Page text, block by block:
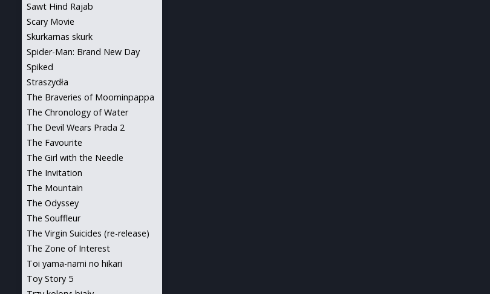
Sawt Hind Rajab
Scary Movie
Skurkarnas skurk
Spider-Man: Brand New Day
Spiked
Straszydła
The Braveries of Moominpappa
The Chronology of Water
The Devil Wears Prada 2
The Favourite
The Girl with the Needle
The Invitation
The Mountain
The Odyssey
The Souffleur
The Virgin Suicides (re-release)
The Zone of Interest
Toi yama-nami no hikari
Toy Story 5